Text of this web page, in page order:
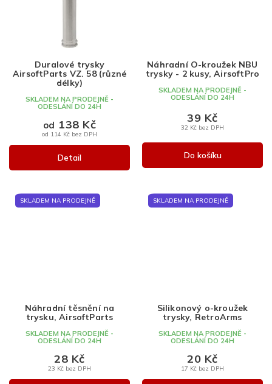
Duralové trysky
AirsoftParts VZ. 58 (různé
délky)
SKLADEM NA PRODEJNĚ -
ODESLÁNÍ DO 24H
od 114 Kč bez DPH
od 138 Kč
Detail
Náhradní O-kroužek NBU
trysky - 2 kusy, AirsoftPro
SKLADEM NA PRODEJNĚ -
ODESLÁNÍ DO 24H
32 Kč bez DPH
39 Kč
Do košíku
SKLADEM NA PRODEJNĚ
Náhradní těsnění na
trysku, AirsoftParts
SKLADEM NA PRODEJNĚ -
ODESLÁNÍ DO 24H
23 Kč bez DPH
28 Kč
SKLADEM NA PRODEJNĚ
Silikonový o-kroužek
trysky, RetroArms
SKLADEM NA PRODEJNĚ -
ODESLÁNÍ DO 24H
17 Kč bez DPH
20 Kč